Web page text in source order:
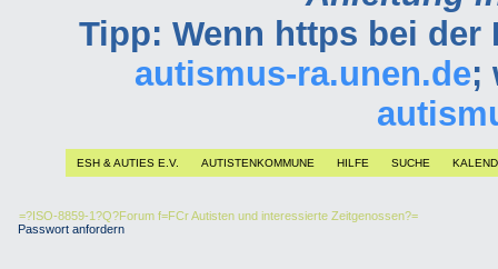
Tipp: Wenn https bei
autismus-ra.unen.de;
ESH & AUTIES E.V. AUTISTENKOMMUNE HILFE SUCHE
=?ISO-8859-1?Q?Forum f=FCr Autisten und interessierte Zeitgenossen?=
Passwort anfordern